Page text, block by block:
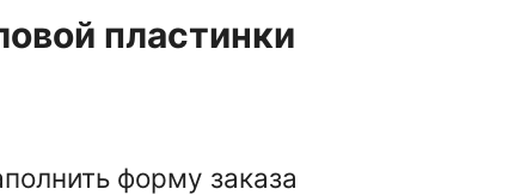
пластинки
форму заказа